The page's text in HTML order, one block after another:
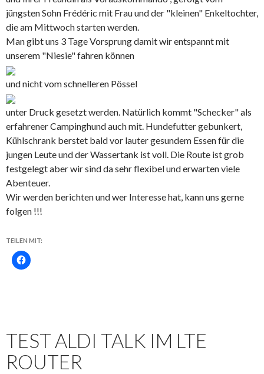
jüngsten Sohn Frédéric mit Frau und der "kleinen" Enkeltochter,
die am Mittwoch starten werden.
Man gibt uns 3 Tage Vorsprung damit wir entspannt mit
unserem "Niesie" fahren können
und nicht vom schnelleren Pössel
unter Druck gesetzt werden. Natürlich kommt "Schecker" als
erfahrener Campinghund auch mit. Hundefutter gebunkert,
Kühlschrank berstet bald vor lauter gesundem Essen für die
jungen Leute und der Wassertank ist voll. Die Route ist grob
festgelegt aber wir sind da sehr flexibel und erwarten viele
Abenteuer.
Wir werden berichten und wer Interesse hat, kann uns gerne
folgen !!!
TEILEN MIT:
TEST ALDI TALK IM LTE
ROUTER